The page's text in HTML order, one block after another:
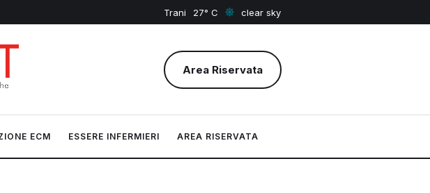
Trani 27 clear sky
Area Riservata
ECM ESSERE INFERMIERI AREA RISERVATA